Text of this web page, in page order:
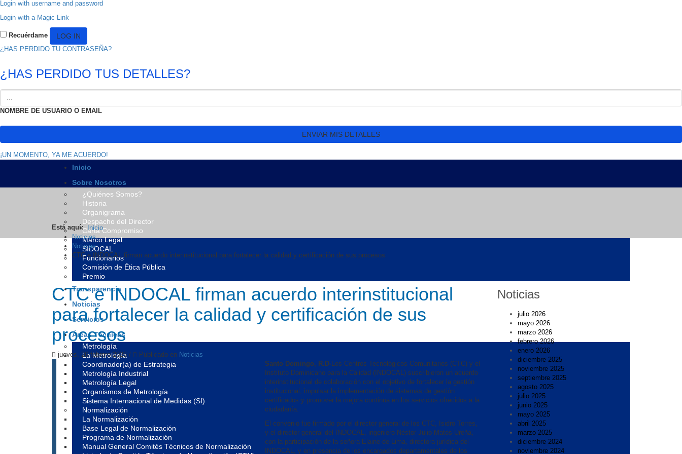
Login with username and password
Login with a Magic Link
Recuérdame
¿HAS PERDIDO TU CONTRASEÑA?
¿HAS PERDIDO TUS DETALLES?
NOMBRE DE USUARIO O EMAIL
¡UN MOMENTO, YA ME ACUERDO!
Inicio
Sobre Nosotros
¿Quiénes Somos?
Historia
Organigrama
Despacho del Director
Carta Compromiso
Marco Legal
SIDOCAL
Funcionarios
Comisión de Ética Pública
Premio
Transparencia
Noticias
Servicios
Áreas Técnicas
Metrología
La Metrología
Coordinador(a) de Estrategia
Metrología Industrial
Metrología Legal
Organismos de Metrología
Sistema Internacional de Medidas (SI)
Normalización
La Normalización
Base Legal de Normalización
Programa de Normalización
Manual General Comités Técnicos de Normalización
Está aquí: Inicio
Noticias
Noticias
CTC e INDOCAL firman acuerdo interinstitucional para fortalecer la calidad y certificación de sus procesos
CTC e INDOCAL firman acuerdo interinstitucional
para fortalecer la calidad y certificación de sus
procesos
jueves, 26 febrero 2026 / Publicado en Noticias
Santo Domingo, R.D-Los Centros Tecnológicos Comunitarios (CTC) y el
Instituto Dominicano para la Calidad (INDOCAL) suscribieron un acuerdo
interinstitucional de colaboración con el objetivo de fortalecer la gestión
institucional, impulsar la implementación de sistemas de gestión
certificados y promover la mejora continua en los servicios ofrecidos a la
ciudadanía.
El convenio fue firmado por el director general de los CTC, Isidro Torres,
y el director general del INDOCAL, ingeniero Néstor Julio Matos Ureña,
con la participación de la señora Elaine de Lima, directora jurídica del
INDOCAL, y en presencia de los encargados departamentales de los
Noticias
julio 2026
mayo 2026
marzo 2026
febrero 2026
enero 2026
diciembre 2025
noviembre 2025
septiembre 2025
agosto 2025
julio 2025
junio 2025
mayo 2025
abril 2025
marzo 2025
diciembre 2024
noviembre 2024